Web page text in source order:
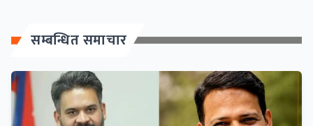
सम्बन्धित समाचार